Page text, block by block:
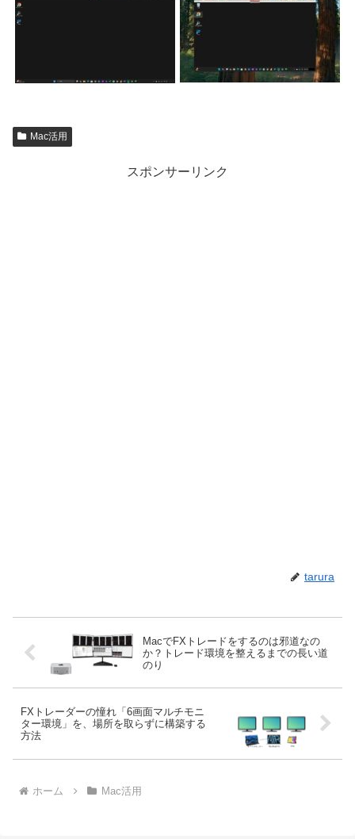
Mac活用
スポンサーリンク
tarura
MacでFXトレードをするのは邪道なの
か？トレード環境を整えるまでの長い道
のり
FXトレーダーの憧れ「6画面マルチモニ
ター環境」を、場所を取らずに構築する
方法
ホーム Mac活用